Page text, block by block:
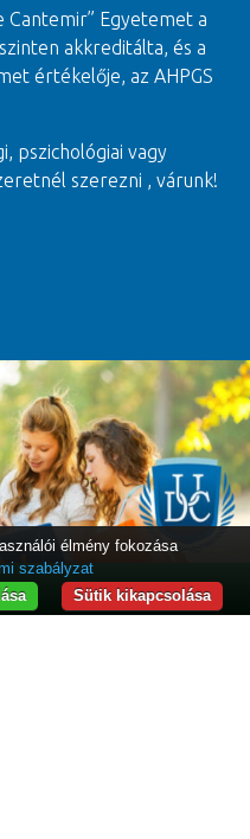
Cantemir” Egyetemet a
akkreditálta, és a
értékelője, az AHPGS
pszichológiai vagy
szerezni , várunk!
WhatsApp
élmény fokozása
szabályzat
Sütik kikapcsolása